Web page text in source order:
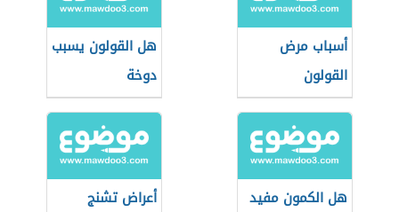
أسباب مرض
القولون
هل القولون يسبب
دوخة
هل الكمون مفيد
أعراض تشنج